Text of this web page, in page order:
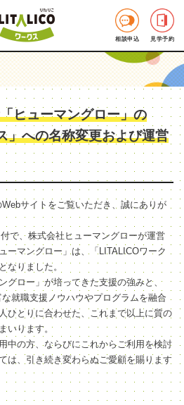
相談申込 見学予約
ヒューマングロー」の
」への名称変更および運営
サイトをご覧いただき、誠にありが
で、株式会社ヒューマングローが運営
ーマングロー」は、「LITALICOワーク
なりました。
グロー」が培ってきた支援の強みと、
就職支援ノウハウやプログラムを融合
ひとりに合わせた、これまで以上に質の
いります。
中の方、ならびにこれからご利用を検討
は、引き続き変わらぬご愛顧を賜ります